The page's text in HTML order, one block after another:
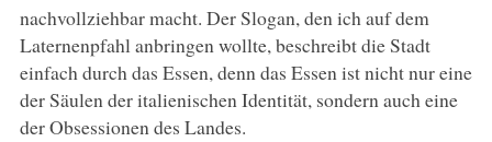
nachvollziehbar macht. Der Slogan, den ich auf dem
Laternenpfahl anbringen wollte, beschreibt die Stadt
einfach durch das Essen, denn das Essen ist nicht nur eine
der Säulen der italienischen Identität, sondern auch eine
der Obsessionen des Landes.